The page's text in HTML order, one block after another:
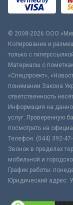
© 2008-2026 ООО
Копирование и
только с
Материалы с
«Спецпроект»,
понимании Закона
ответственность
Информация на
услуг. Проверенную
посмотреть на
Телефон: (044) 392-
Звонок в пределах
мобильной и
График работы:
Юридический адрес: